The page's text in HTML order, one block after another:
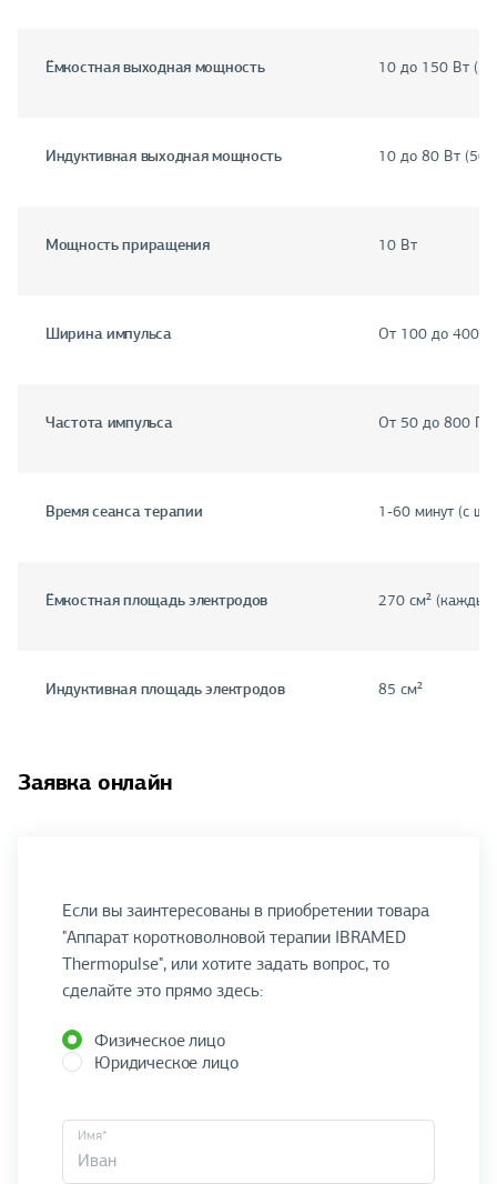
Ёмкостная выходная мощность 10 до 150 Вт
Индуктивная выходная мощность 10 до 80 Вт (50
Мощность приращения 10 Вт
Ширина импульса От 100 до 400
Частота импульса От 50 до 800 Гц
Время сеанса терапии 1-60 минут (с
Ёмкостная площадь электродов 270 см² (каждый
Индуктивная площадь электродов 85 см²
Заявка онлайн
Если вы заинтересованы в приобретении товара
"Аппарат коротковолновой терапии IBRAMED
Thermopulse", или хотите задать вопрос, то
сделайте это прямо здесь:
Физическое лицо
Юридическое лицо
Имя*